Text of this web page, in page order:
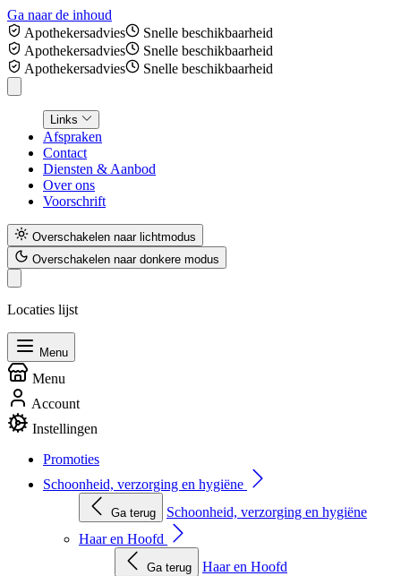
Ga naar de inhoud
Apothekersadvies
Snelle beschikbaarheid
Apothekersadvies
Snelle beschikbaarheid
Apothekersadvies
Snelle beschikbaarheid
Links
Afspraken
Contact
Diensten & Aanbod
Over ons
Voorschrift
Overschakelen naar lichtmodus
Overschakelen naar donkere modus
Locaties lijst
Menu
Menu
Account
Instellingen
Promoties
Schoonheid, verzorging en hygiëne
Ga terug
Schoonheid, verzorging en hygiëne
Haar en Hoofd
Ga terug
Haar en Hoofd